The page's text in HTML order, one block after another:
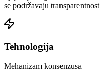
se podržavaju
Tehnologija
Mehanizam konsenzusa